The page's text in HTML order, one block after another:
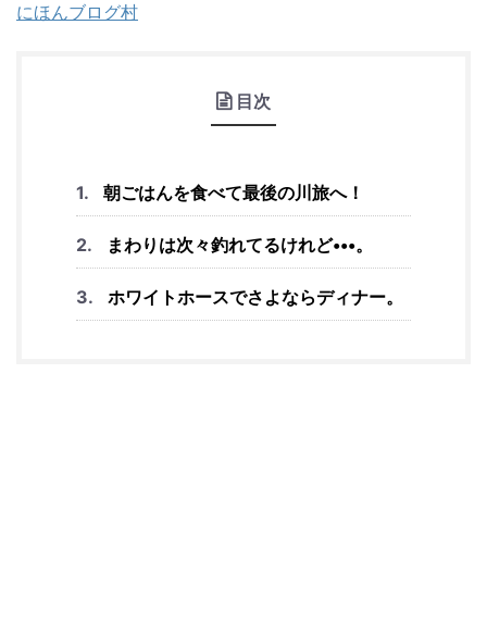
にほんブログ村
目次
朝ごはんを食べて最後の川旅へ！
まわりは次々釣れてるけれど•••。
ホワイトホースでさよならディナー。